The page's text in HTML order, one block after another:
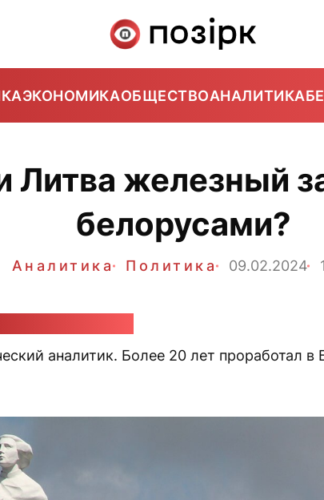
ЭКОНОМИКАОБЩЕСТВОАНАЛИТИКА
Литва железный
белорусами?
Аналитика Политика 09.02.2024
аналитик. Более 20 лет проработал в